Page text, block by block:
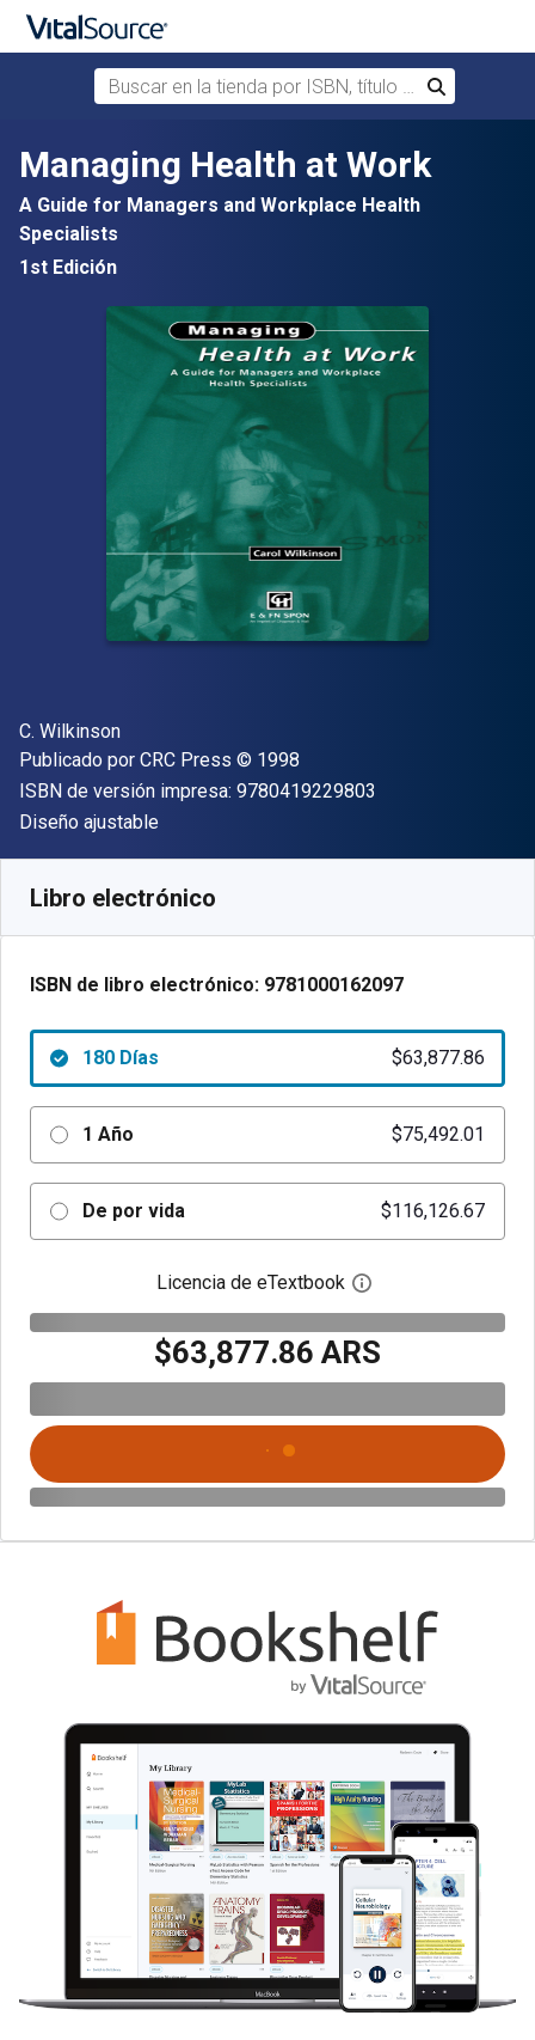
Saltar al contenido principal
Buscar en la tienda por ISBN, título o autor
Buscar
Managing Health at Work
A Guide for Managers and Workplace Health
Specialists
1st Edición
Autor(es)
C. Wilkinson
Editor
Publicado por CRC Press Copyright
© 1998
ISBN de versión impresa: 9780419229803
Formato
Diseño ajustable
Libro electrónico
ISBN de libro electrónico: 9781000162097
180 Días $63,877.86
1 Año $75,492.01
De por vida $116,126.67
Licencia de eTextbook Abre el cuadro de
$63,877.86 ARS